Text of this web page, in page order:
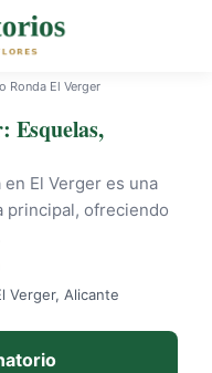
Ronda El Verger
Esquelas,
El Verger es una
principal, ofreciendo
Verger, Alicante